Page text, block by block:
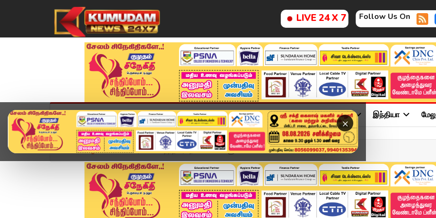
LIVE 24 X 7 Follow Us On
×
முகப்பு விளையாட்டு அண்மை தமிழ்நாடு சினிமா அரசியல் விளையாட்டு இந்தியா
Home ஆன்மிகம் மார்ச் 7-ல் பிறந்தவரா நீங்கள்? உங்களுக்கான பலன்...